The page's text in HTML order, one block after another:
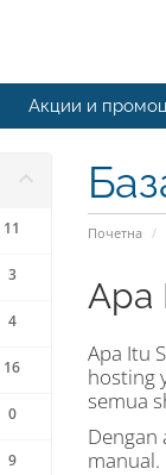
Акции и
Почетна
11
3
4
16
0
9
Apa
Apa Itu
hosting
semua
Dengan